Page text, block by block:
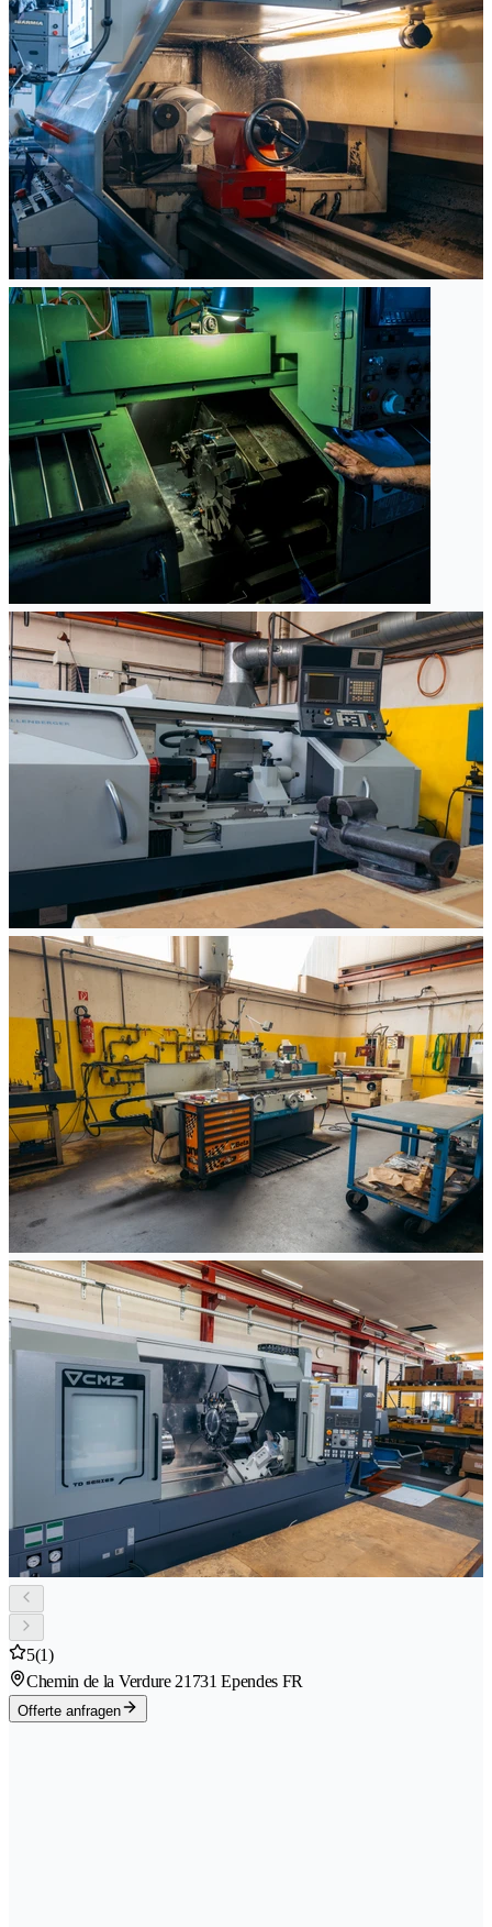
5(1)
Chemin de la Verdure 21731 Ependes FR
Offerte anfragen